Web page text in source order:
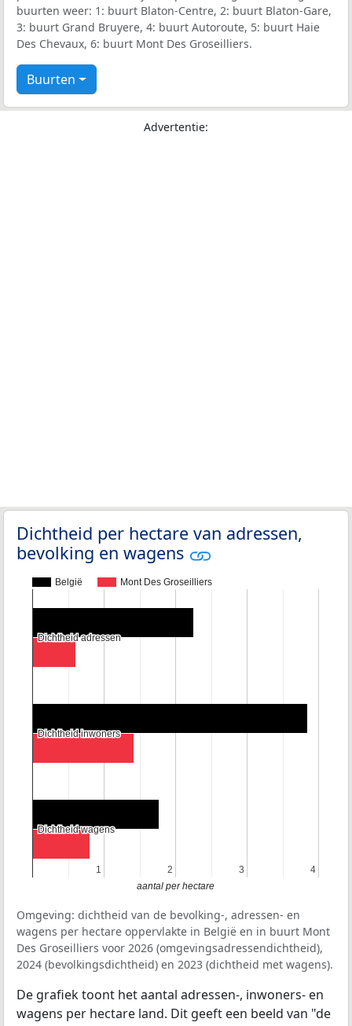
buurten weer: 1: buurt Blaton-Centre, 2: buurt Blaton-Gare,
3: buurt Grand Bruyere, 4: buurt Autoroute, 5: buurt Haie
Des Chevaux, 6: buurt Mont Des Groseilliers.
Buurten
Advertentie:
Dichtheid per hectare van adressen,
bevolking en wagens
België Mont Des Groseilliers
1
1 2
2 3
3 4
4
Dichtheid adressen
Dichtheid adressen
Dichtheid inwoners
Dichtheid inwoners
Dichtheid wagens
Dichtheid wagens
aantal per hectare
Omgeving: dichtheid van de bevolking-, adressen- en
wagens per hectare oppervlakte in België en in buurt Mont
Des Groseilliers voor 2026 (omgevingsadressendichtheid),
2024 (bevolkingsdichtheid) en 2023 (dichtheid met wagens).
De grafiek toont het aantal adressen-, inwoners- en
wagens per hectare land. Dit geeft een beeld van "de